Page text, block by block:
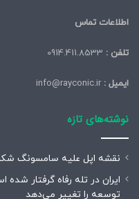
اطلاعات تماس
تلفن :
ایمیل :
نوشته‌های تازه
نقشه اپل علیه سامسونگ
ایران در تله رفاه گرفتار
توسعه را تغییر می‌دهد